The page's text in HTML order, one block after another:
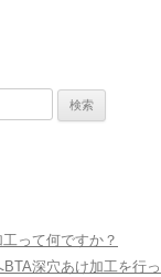
って何ですか？
深穴あけ加工を行っ